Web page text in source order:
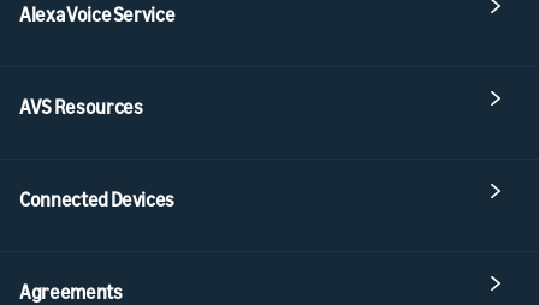
Alexa Voice Service
AVS Resources
Connected Devices
Agreements